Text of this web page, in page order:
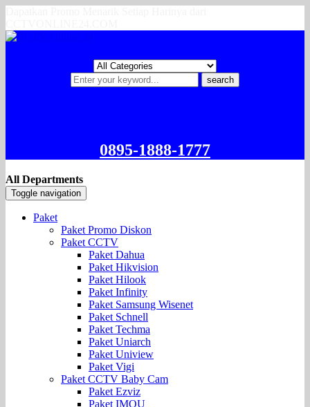
search
0895-1888-1777
All Departments
Toggle navigation
Paket
Paket Promo Diskon
Paket CCTV
Paket Dahua
Paket Hikvision
Paket Hilook
Paket Infinity
Paket Samsung Wisenet
Paket Schnell
Paket Techma
Paket Uniarch
Paket Uniview
Paket Vigi
Paket CCTV Baby Cam
Paket Ezviz
Paket IMOU